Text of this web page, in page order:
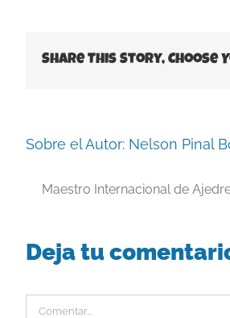
Share This Story,
Sobre el Autor: Nelson Pinal
Maestro Internacional de
Deja tu